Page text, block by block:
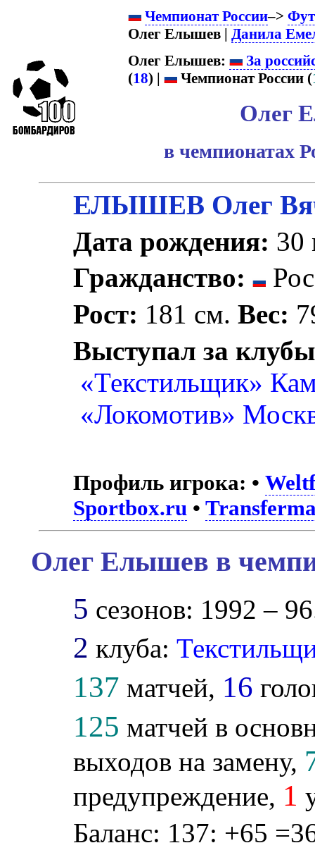
Чемпионат России–>
Олег Елышев | Данила
Олег Елышев:
За
(18) | Чемпионат России (
Олег
в чемпионатах
ЕЛЫШЕВ Олег
Дата рождения: 30
Гражданство:
Рост: 181 см.Вес:
Выступал за
«Текстильщик»
«Локомотив»
Профиль игрока: •
Sportbox.ru •
Олег Елышев в
5 сезонов: 1992 –
2 клуба:
137 матчей, 16
125 матчей в
выходов на замену,
предупреждение, 1
Баланс: 137: +65